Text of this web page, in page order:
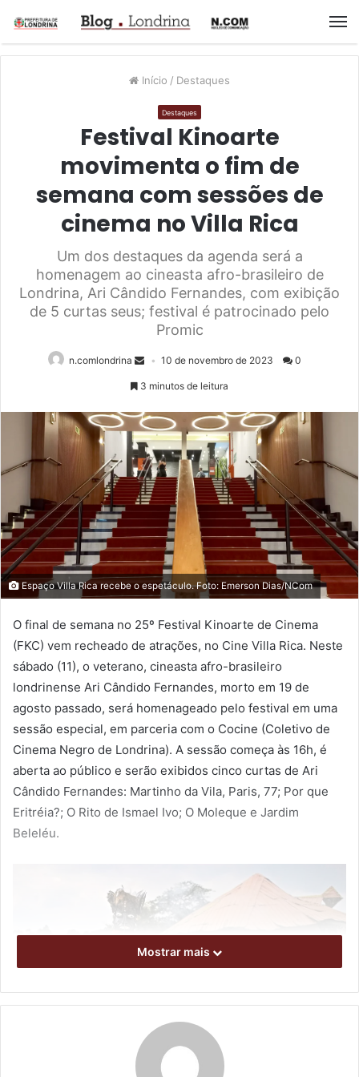
Início / Destaques
Destaques
Festival Kinoarte
movimenta o fim de
semana com sessões de
cinema no Villa Rica
Um dos destaques da agenda será a
homenagem ao cineasta afro-brasileiro de
Londrina, Ari Cândido Fernandes, com exibição
de 5 curtas seus; festival é patrocinado pelo
Promic
n.comlondrina 10 de novembro de 2023 0
3 minutos de leitura
Espaço Villa Rica recebe o espetáculo. Foto: Emerson Dias/NCom
O final de semana no 25º Festival Kinoarte de Cinema
(FKC) vem recheado de atrações, no Cine Villa Rica. Neste
sábado (11), o veterano, cineasta afro-brasileiro
londrinense Ari Cândido Fernandes, morto em 19 de
agosto passado, será homenageado pelo festival em uma
sessão especial, em parceria com o Cocine (Coletivo de
Cinema Negro de Londrina). A sessão começa às 16h, é
aberta ao público e serão exibidos cinco curtas de Ari
Cândido Fernandes: Martinho da Vila, Paris, 77; Por que
Eritréia?; O Rito de Ismael Ivo; O Moleque e Jardim
Beleléu.
Mostrar mais